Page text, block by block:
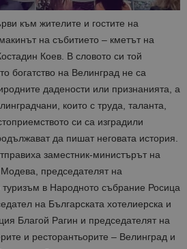
към жителите и гостите на
на събитието – кметът на
Коев. В словото си той
богатство на Велинград не са
дадености или признанията, а
които с труда, таланта,
си са изградили
да пишат неговата история.
заместник-министърът на
председателят на
в Народното събрание Росица
на Българската хотелиерска и
Благой Рагин и председателят на
и ресторантьорите – Велинград и